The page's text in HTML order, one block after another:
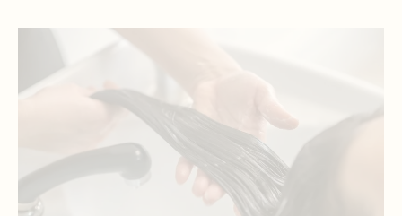
ー時間
ビス
美容室ならではの細やかなシャンプーケア
が好評
美容室シャンプーが髪のダメージ改善に効く理